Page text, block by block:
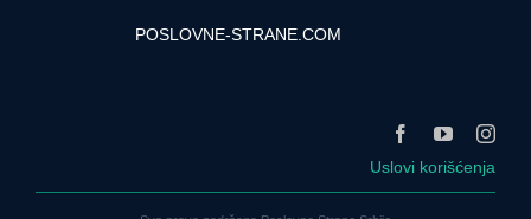
POSLOVNE-STRANE.COM
Uslovi korišćenja